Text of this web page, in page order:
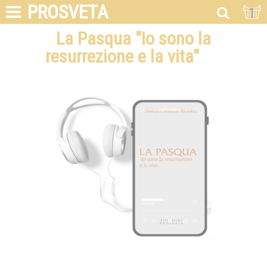
PROSVETA 1
La Pasqua "Io sono la
resurrezione e la vita"